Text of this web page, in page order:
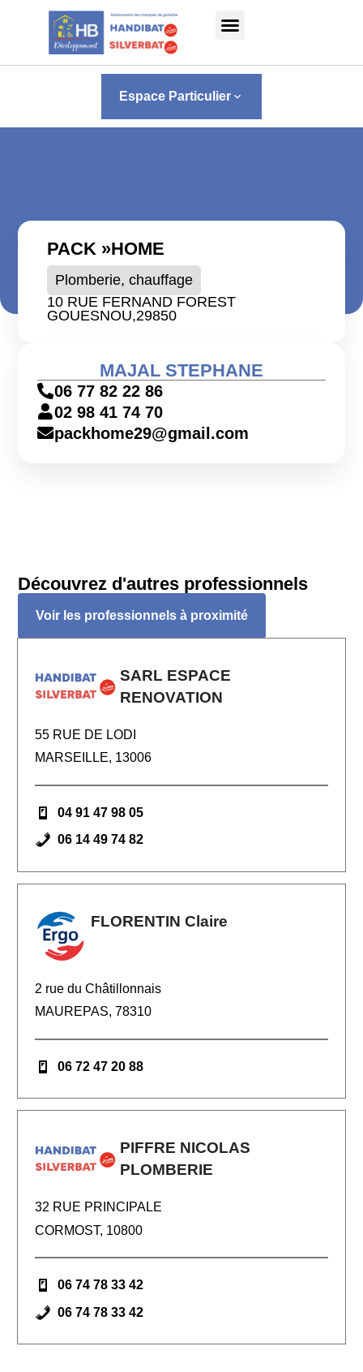
Panneau de gestion des cookies
Espace Particulier keyboard_arrow_down
PACK »HOME
Plomberie, chauffage
10 RUE FERNAND FOREST
GOUESNOU,29850
MAJAL STEPHANE
06 77 82 22 86
02 98 41 74 70
packhome29@gmail.com
Découvrez d'autres professionnels
Voir les professionnels à proximité
SARL ESPACE
RENOVATION
55 RUE DE LODI
MARSEILLE, 13006
04 91 47 98 05
06 14 49 74 82
FLORENTIN Claire
2 rue du Châtillonnais
MAUREPAS, 78310
06 72 47 20 88
PIFFRE NICOLAS
PLOMBERIE
32 RUE PRINCIPALE
CORMOST, 10800
06 74 78 33 42
06 74 78 33 42